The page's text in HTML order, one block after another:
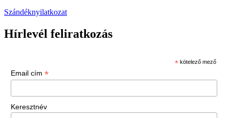
Szándéknyilatkozat
Hírlevél feliratkozás
* kötelező mező
Email cím *
Keresztnév